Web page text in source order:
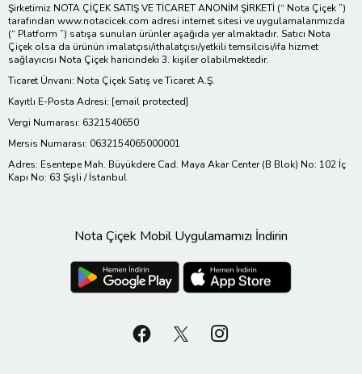
Şirketimiz NOTA ÇİÇEK SATIŞ VE TİCARET ANONİM ŞİRKETİ (“ Nota Çiçek ”)
tarafından www.notacicek.com adresi internet sitesi ve uygulamalarımızda
(“ Platform ”) satışa sunulan ürünler aşağıda yer almaktadır. Satıcı Nota
Çiçek olsa da ürünün imalatçısı/ithalatçısı/yetkili temsilcisi/ifa hizmet
sağlayıcısı Nota Çiçek haricindeki 3. kişiler olabilmektedir.
Ticaret Ünvanı: Nota Çiçek Satış ve Ticaret A.Ş.
Kayıtlı E-Posta Adresi: [email protected]
Vergi Numarası: 6321540650
Mersis Numarası: 0632154065000001
Adres: Esentepe Mah. Büyükdere Cad. Maya Akar Center (B Blok) No: 102 İç
Kapı No: 63 Şişli / İstanbul
Nota Çiçek Mobil Uygulamamızı İndirin